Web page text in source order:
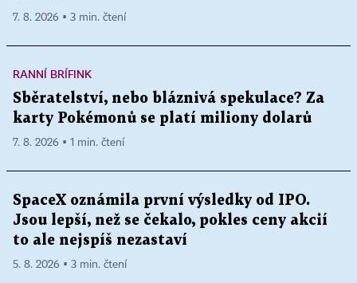
7. 8. 2026 ▪ 3 min. čtení
RANNÍ BRÍFINK
Sběratelství, nebo bláznivá spekulace? Za
karty Pokémonů se platí miliony dolarů
7. 8. 2026 ▪ 1 min. čtení
SpaceX oznámila první výsledky od IPO.
Jsou lepší, než se čekalo, pokles ceny akcií
to ale nejspíš nezastaví
5. 8. 2026 ▪ 3 min. čtení